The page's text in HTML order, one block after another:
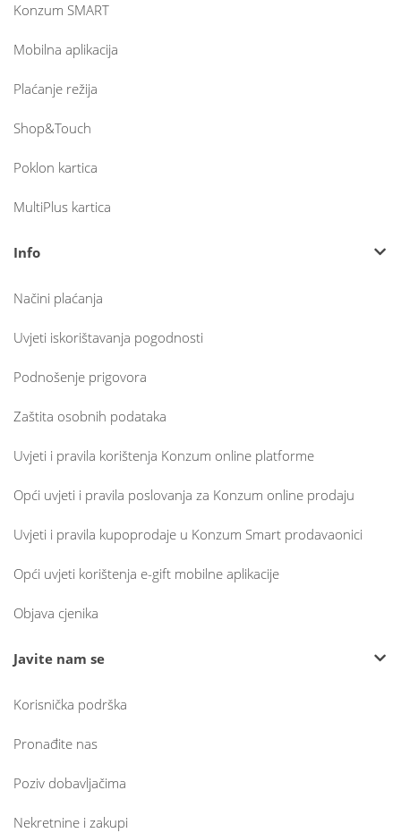
Konzum SMART
Mobilna aplikacija
Plaćanje režija
Shop&Touch
Poklon kartica
MultiPlus kartica
Info
Načini plaćanja
Uvjeti iskorištavanja pogodnosti
Podnošenje prigovora
Zaštita osobnih podataka
Uvjeti i pravila korištenja Konzum online platforme
Opći uvjeti i pravila poslovanja za Konzum online prodaju
Uvjeti i pravila kupoprodaje u Konzum Smart prodavaonici
Opći uvjeti korištenja e-gift mobilne aplikacije
Objava cjenika
Javite nam se
Korisnička podrška
Pronađite nas
Poziv dobavljačima
Nekretnine i zakupi